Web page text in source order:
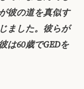
彼の道を真似す
ました。彼らが
は60歳でGEDを